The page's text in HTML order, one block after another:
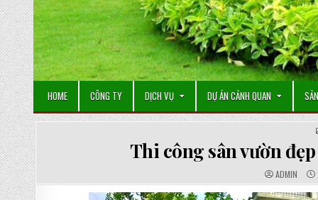
HOME CÔNG TY DỊCH VỤ DỰ ÁN CẢNH QUAN
Thi công sân vườn
AUTHOR:
ADMIN